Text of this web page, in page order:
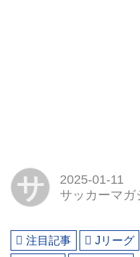
サ
2025-01-11
サッカーマガ
注目記事 Jリーグ